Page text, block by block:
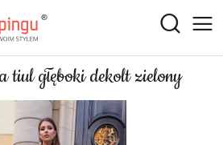
tiul głęboki dekolt zielony